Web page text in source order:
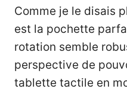
Comme je le disais
est la pochette
rotation semble
perspective de
tablette tactile en